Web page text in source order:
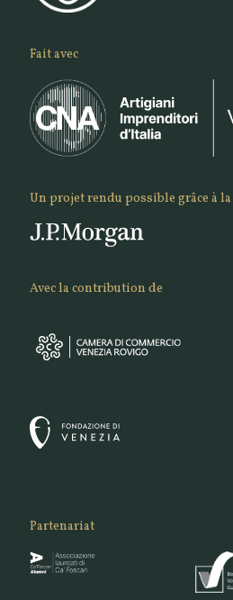
Fait avec
Un projet rendu possible grâce à
Avec la contribution de
Partenariat